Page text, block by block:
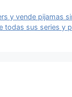
y vende pijamas
todas sus series y